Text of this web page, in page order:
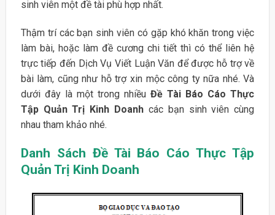
sinh viên một đề tài phù hợp nhất.
Thậm trí các bạn sinh viên có gặp khó khăn trong việc
làm bài, hoặc làm đề cương chi tiết thì có thể liên hệ
trực tiếp đến Dịch Vụ Viết Luận Văn để được hỗ trợ về
bài làm, cũng như hỗ trợ xin mộc công ty nữa nhé. Và
dưới đây là một trong nhiềuĐề Tài Báo Cáo Thực
Tập Quản Trị Kinh Doanh các bạn sinh viên cùng
nhau tham khảo nhé.
Danh Sách Đề Tài Báo Cáo Thực Tập
Quản Trị Kinh Doanh